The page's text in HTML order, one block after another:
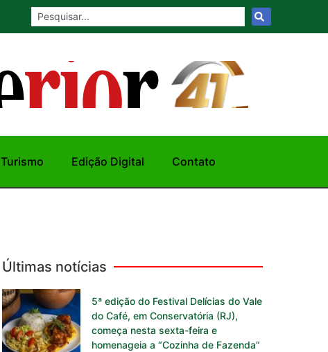
Turismo Edição Digital Contato
Últimas notícias
5ª edição do Festival Delícias do Vale
do Café, em Conservatória (RJ),
começa nesta sexta-feira e
homenageia a “Cozinha de Fazenda”